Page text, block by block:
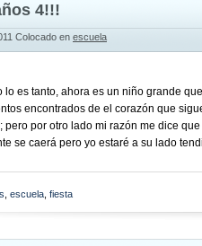
4!!!
Colocado en escuela
lo es tanto, ahora es un niño grande
encontrados de el corazón que
pero por otro lado mi razón me dice
se caerá pero yo estaré a su lado
escuela fiesta